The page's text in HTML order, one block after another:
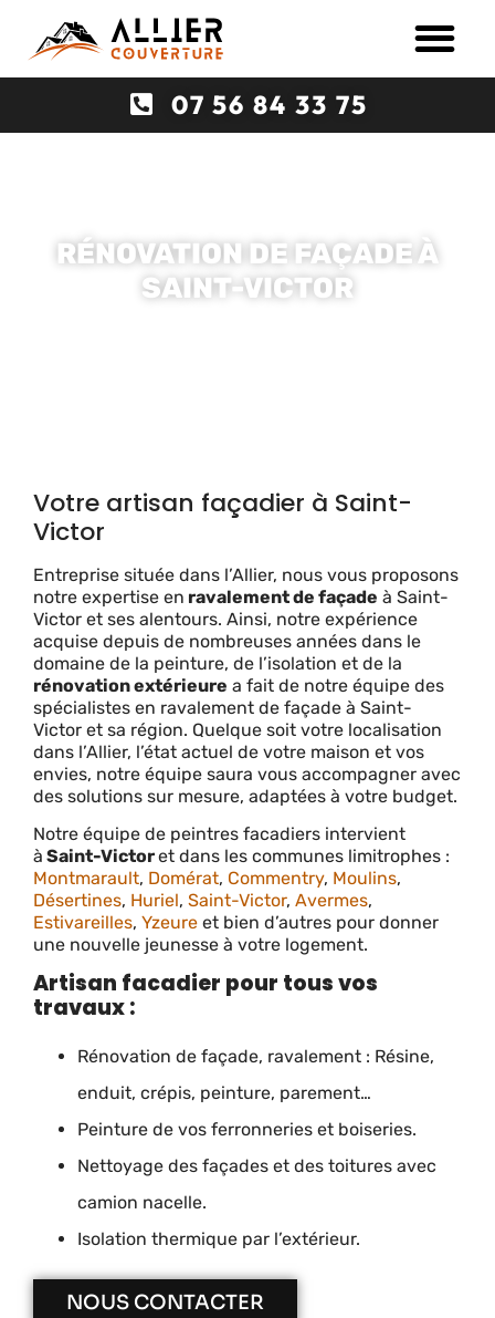
07 56 84 33 75
RÉNOVATION DE FAÇADE À
SAINT-VICTOR
Votre artisan façadier à Saint-
Victor
Entreprise située dans l’Allier, nous vous proposons
notre expertise en ravalement de façade à Saint-
Victor et ses alentours. Ainsi, notre expérience
acquise depuis de nombreuses années dans le
domaine de la peinture, de l’isolation et de la
rénovation extérieure a fait de notre équipe des
spécialistes en ravalement de façade à Saint-
Victor et sa région. Quelque soit votre localisation
dans l’Allier, l’état actuel de votre maison et vos
envies, notre équipe saura vous accompagner avec
des solutions sur mesure, adaptées à votre budget.
Notre équipe de peintres facadiers intervient
à Saint-Victoret dans les communes limitrophes :
Montmarault, Domérat, Commentry, Moulins,
Désertines, Huriel, Saint-Victor, Avermes,
Estivareilles, Yzeure et bien d’autres pour donner
une nouvelle jeunesse à votre logement.
Artisan facadier pour tous vos
travaux :
Rénovation de façade, ravalement : Résine,
enduit, crépis, peinture, parement…
Peinture de vos ferronneries et boiseries.
Nettoyage des façades et des toitures avec
camion nacelle.
Isolation thermique par l’extérieur.
NOUS CONTACTER